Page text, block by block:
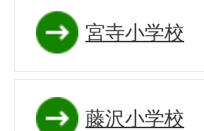
宮寺小学校
藤沢小学校